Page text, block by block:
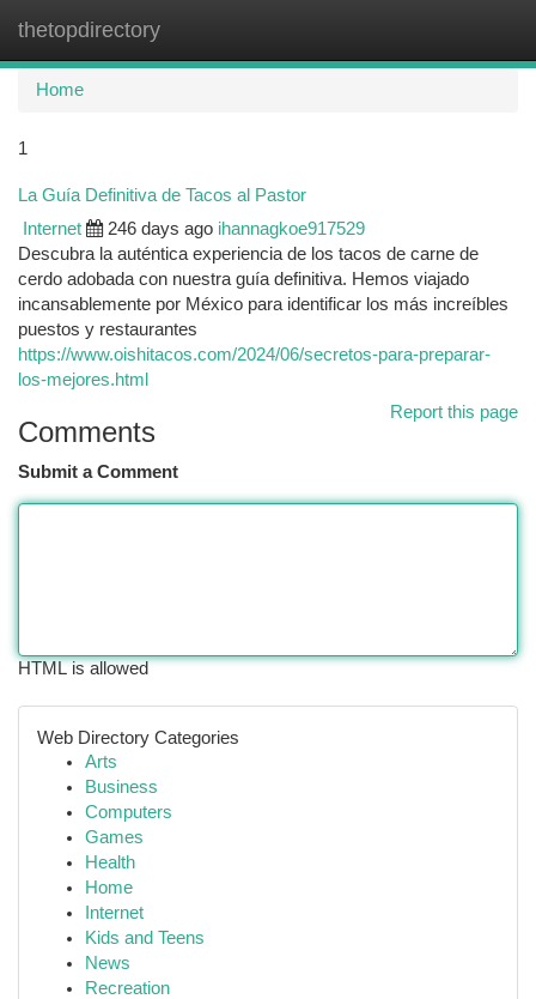
thetopdirectory
Home
1
La Guía Definitiva de Tacos al Pastor
Internet 246 days ago ihannagkoe917529
Descubra la auténtica experiencia de los tacos de carne de
cerdo adobada con nuestra guía definitiva. Hemos viajado
incansablemente por México para identificar los más increíbles
puestos y restaurantes
https://www.oishitacos.com/2024/06/secretos-para-preparar-
los-mejores.html
Report this page
Comments
Submit a Comment
HTML is allowed
Web Directory Categories
Arts
Business
Computers
Games
Health
Home
Internet
Kids and Teens
News
Recreation